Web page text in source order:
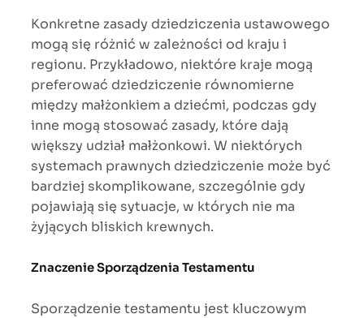
Konkretne zasady dziedziczenia ustawowego
mogą się różnić w zależności od kraju i
regionu. Przykładowo, niektóre kraje mogą
preferować dziedziczenie równomierne
między małżonkiem a dziećmi, podczas gdy
inne mogą stosować zasady, które dają
większy udział małżonkowi. W niektórych
systemach prawnych dziedziczenie może być
bardziej skomplikowane, szczególnie gdy
pojawiają się sytuacje, w których nie ma
żyjących bliskich krewnych.
Znaczenie Sporządzenia Testamentu
Sporządzenie testamentu jest kluczowym